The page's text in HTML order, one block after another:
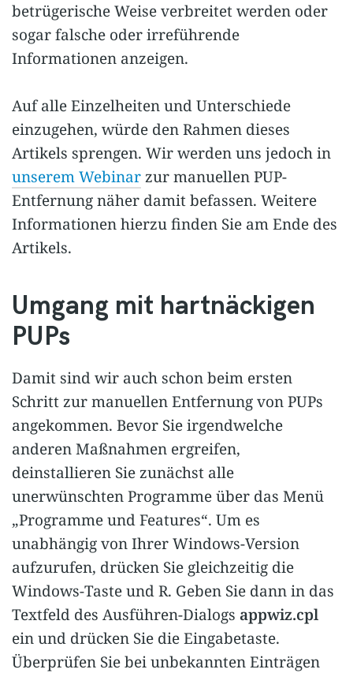
betrügerische Weise verbreitet werden oder
sogar falsche oder irreführende
Informationen anzeigen.
Auf alle Einzelheiten und Unterschiede
einzugehen, würde den Rahmen dieses
Artikels sprengen. Wir werden uns jedoch in
unserem Webinarzur manuellen PUP-
Entfernung näher damit befassen. Weitere
Informationen hierzu finden Sie am Ende des
Artikels.
Umgang mit hartnäckigen
PUPs
Damit sind wir auch schon beim ersten
Schritt zur manuellen Entfernung von PUPs
angekommen. Bevor Sie irgendwelche
anderen Maßnahmen ergreifen,
deinstallieren Sie zunächst alle
unerwünschten Programme über das Menü
„Programme und Features“. Um es
unabhängig von Ihrer Windows-Version
aufzurufen, drücken Sie gleichzeitig die
Windows-Taste und R. Geben Sie dann in das
Textfeld des Ausführen-Dialogs appwiz.cpl
ein und drücken Sie die Eingabetaste.
Überprüfen Sie bei unbekannten Einträgen